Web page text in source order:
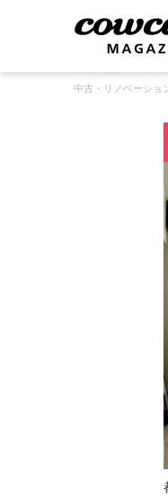
中古・リノベーショ